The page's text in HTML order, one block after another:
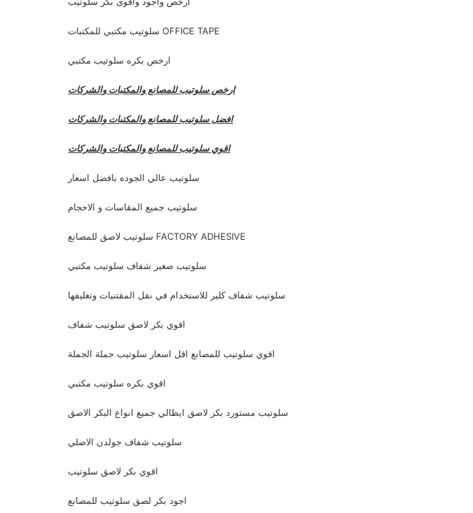
سلوتيب مكتبي للمكتبات OFFICE TAPE
ارخص بكره سلوتيب مكتبي
ارخص سلوتيب للمصانع والمكتبات والشركات
افضل سلوتيب للمصانع والمكتبات والشركات
اقوي سلوتيب للمصانع والمكتبات والشركات
سلوتيب عالي الجوده بافضل اسعار
سلوتيب جميع المقاسات و الاحجام
سلوتيب لاصق للمصانع FACTORY ADHESIVE
سلوتيب صغير شفاف سلوتيب مكتبي
سلوتيب شفاف كلير للاستخدام في نقل المقتنيات وتغليفها
اقوي بكر لاصق سلوتيب شفاف
اقوي سلوتيب للمصانع اقل اسعار سلوتيب جملة الجملة
اقوي بكره سلوتيب مكتبي
سلوتيب مستورد بكر لاصق ايطالي جميع انواع البكر الاصق
سلوتيب شفاف جولدن الاصلي
اقوي بكر لاصق سلوتيب
اجود بكر لصق سلوتيب للمصانع